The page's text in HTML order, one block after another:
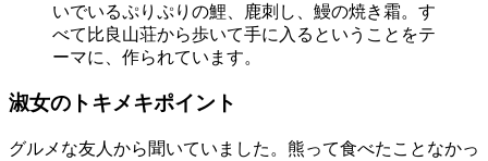
いでいるぷりぷりの鯉、鹿刺し、鰻の焼き霜。す
べて比良山荘から歩いて手に入るということをテ
ーマに、作られています。
淑女のトキメキポイント
グルメな友人から聞いていました。熊って食べたことなかっ